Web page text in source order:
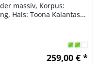
massiv, Korpus:
Hals: Toona Kalantas...
259,00 € *